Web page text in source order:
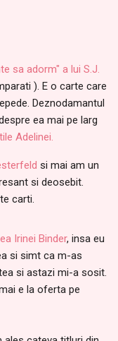
sa adorm" a lui S.J.
). E o carte care
Deznodamantul
ea mai pe larg
Adelinei.
si mai am un
si deosebit.
carti.
Irinei Binder, insa eu
si simt ca m-as
si astazi mi-a sosit.
e la oferta pe